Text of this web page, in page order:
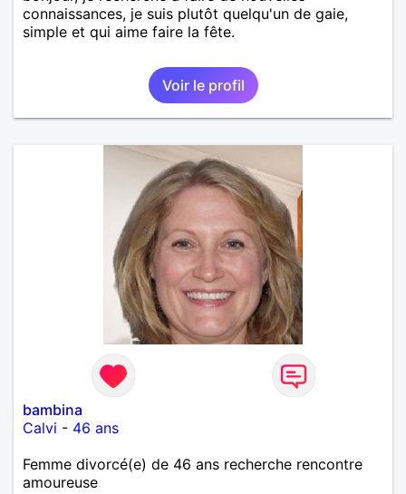
connaissances, je suis plutôt quelqu'un de gaie,
simple et qui aime faire la fête.
Voir le profil
bambina
Calvi - 46 ans
Femme divorcé(e) de 46 ans recherche rencontre
amoureuse